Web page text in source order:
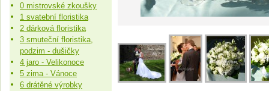
0 mistrovské zkoušky
1 svatební floristika
2 dárková floristika
3 smuteční floristika,
podzim - dušičky
4 jaro - Velikonoce
5 zima - Vánoce
6 drátěné výrobky